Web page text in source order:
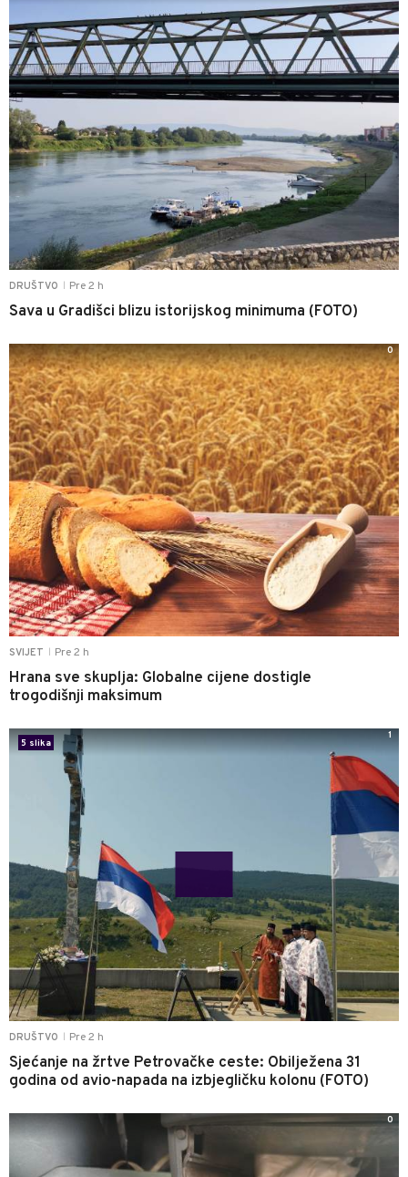
DRUŠTVO Pre 2 h
Sava u Gradišci blizu istorijskog minimuma (FOTO)
SVIJET Pre 2 h
Hrana sve skuplja: Globalne cijene dostigle
trogodišnji maksimum
0
DRUŠTVO Pre 2 h
Sjećanje na žrtve Petrovačke ceste: Obilježena 31
godina od avio-napada na izbjegličku kolonu (FOTO)
5 slika
1
0